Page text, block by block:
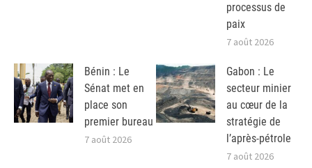
processus de
paix
7 août 2026
Bénin : Le
Sénat met en
place son
premier bureau
7 août 2026
Gabon : Le
secteur minier
au cœur de la
stratégie de
l’après-pétrole
7 août 2026